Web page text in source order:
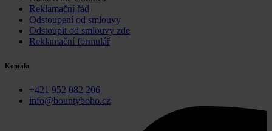
Reklamační řád
Odstoupení od smlouvy
Odstoupit od smlouvy zde
Reklamační formulář
Kontakt
+421 952 082 206
info@bountyboho.cz